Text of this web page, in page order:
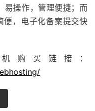
易操作，管理便捷；而
便，电子化备案提交快
购买链接：